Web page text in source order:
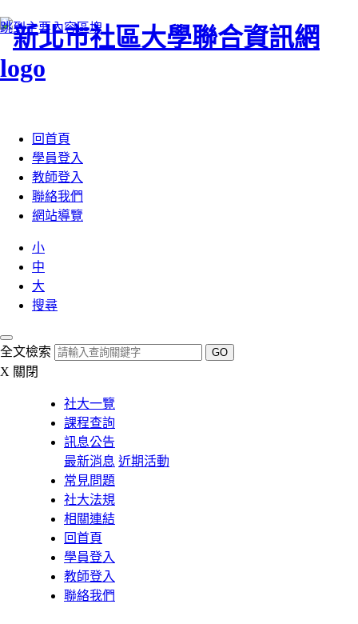
跳到主要內容區塊
回首頁
學員登入
教師登入
聯絡我們
網站導覽
小
中
大
搜尋
全文檢索 GO
X 關閉
社大一覽
課程查詢
訊息公告
最新消息 近期活動
常見問題
社大法規
相關連結
回首頁
學員登入
教師登入
聯絡我們